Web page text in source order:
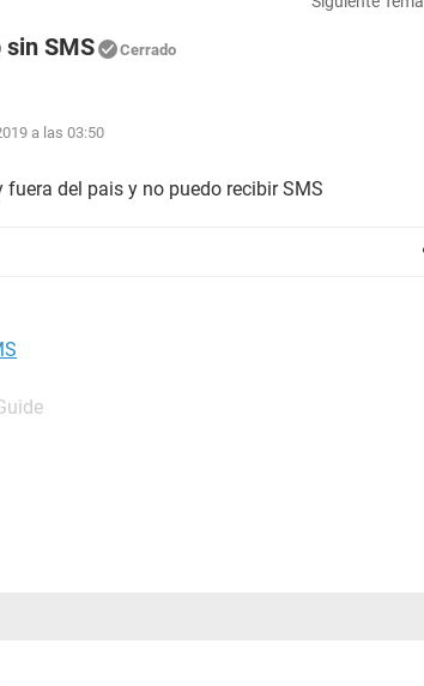
SMS Cerrado
a las 03:50
del pais y no puedo recibir SMS